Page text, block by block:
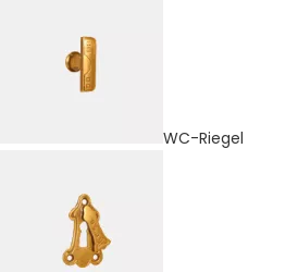
WC-Riegel